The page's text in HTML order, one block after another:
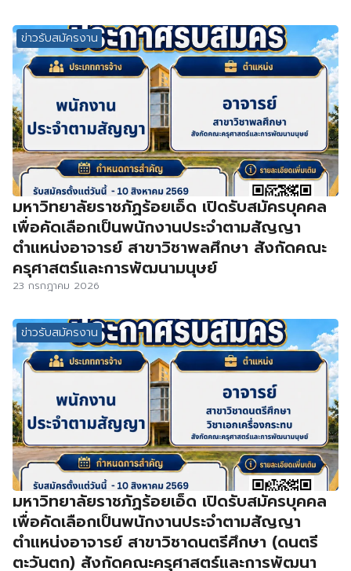
ข่าวรับสมัครงาน
มหาวิทยาลัยราชภัฏร้อยเอ็ด เปิดรับสมัครบุคคล
เพื่อคัดเลือกเป็นพนักงานประจำตามสัญญา
ตำแหน่งอาจารย์ สาขาวิชาพลศึกษา สังกัดคณะ
ครุศาสตร์และการพัฒนามนุษย์
23 กรกฎาคม 2026
ข่าวรับสมัครงาน
มหาวิทยาลัยราชภัฏร้อยเอ็ด เปิดรับสมัครบุคคล
เพื่อคัดเลือกเป็นพนักงานประจำตามสัญญา
ตำแหน่งอาจารย์ สาขาวิชาดนตรีศึกษา (ดนตรี
ตะวันตก) สังกัดคณะครุศาสตร์และการพัฒนา